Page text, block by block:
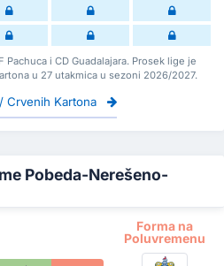
Pachuca i CD Guadalajara. Prosek lige je
u 27 utakmica u sezoni 2026/2027.
Crvenih Kartona
Pobeda-Nerešeno-
Forma na
Poluvremenu